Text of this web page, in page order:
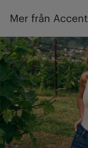
Mer från Accent